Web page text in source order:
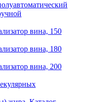
вина, 150
вина, 180
вина, 200